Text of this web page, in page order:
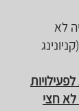
לא
חצי